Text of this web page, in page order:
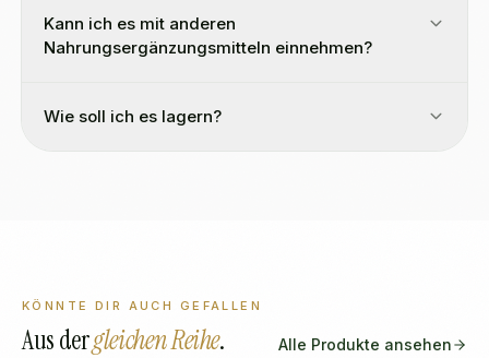
Kann ich es mit anderen
Nahrungsergänzungsmitteln einnehmen?
Wie soll ich es lagern?
KÖNNTE DIR AUCH GEFALLEN
Aus dergleichen Reihe. Alle Produkte ansehen